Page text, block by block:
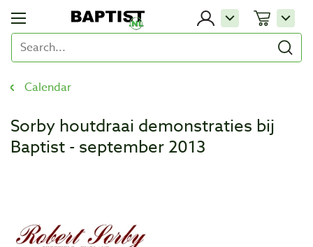
Calendar
Sorby houtdraai demonstraties bij
Baptist - september 2013